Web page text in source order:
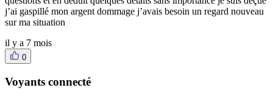
j’ai gaspillé mon argent dommage j’avais besoin un regard nouveau
sur ma situation
il y a 7 mois
0
Voyants connecté